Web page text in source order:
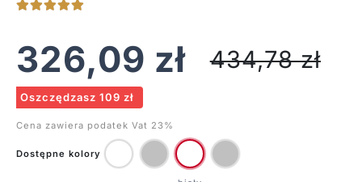
326,09 zł 434,78zł
Oszczędzasz 109 zł
Cena zawiera podatek Vat 23%
Dostępne kolory